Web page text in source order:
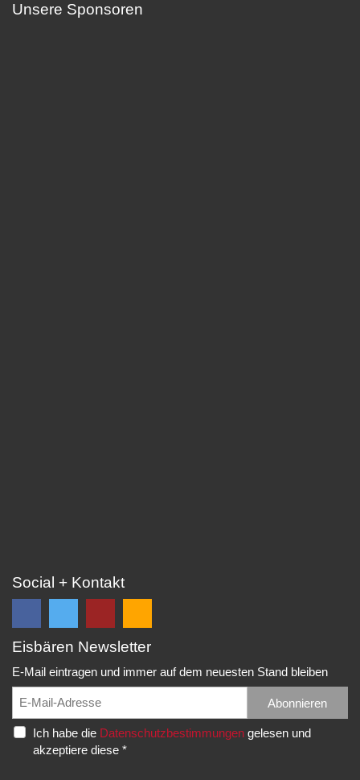
Unsere Sponsoren
Social + Kontakt
Folge
auf
Facebook
und
erhalte
die
Folge
auf
Twitter
und
erhalte
die
EC
Eppelheim
Rudolf-
Diesel-
Str.
Falls
unsere
Spielberichte,
etc.
Eisbären Newsletter
E-Mail eintragen und immer auf dem neuesten Stand bleiben
Abonnieren
Ich habe die Datenschutzbestimmungengelesen und
akzeptiere diese *